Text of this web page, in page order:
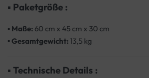
▪ Paketgröße :
▪ Maße: 60 cm x 45 cm x 30 cm
▪Gesamtgewicht:13,5 kg
▪ Technische Details :